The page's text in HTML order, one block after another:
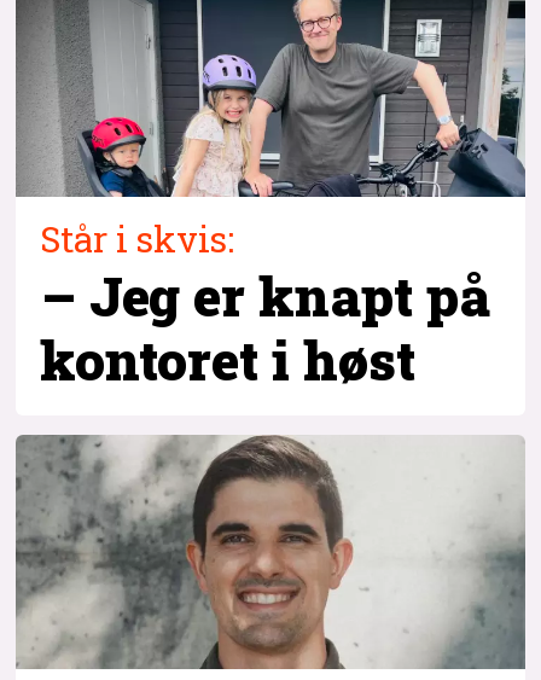
Står i skvis:
– Jeg er knapt på
kontoret i høst